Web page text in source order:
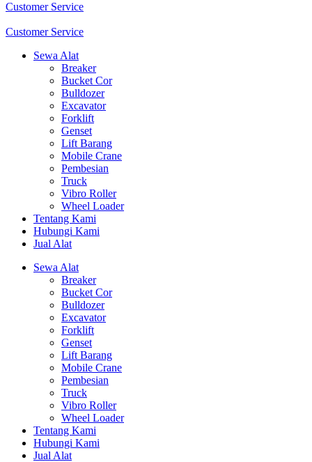
Customer Service
Customer Service
Sewa Alat
Breaker
Bucket Cor
Bulldozer
Excavator
Forklift
Genset
Lift Barang
Mobile Crane
Pembesian
Truck
Vibro Roller
Wheel Loader
Tentang Kami
Hubungi Kami
Jual Alat
Sewa Alat
Breaker
Bucket Cor
Bulldozer
Excavator
Forklift
Genset
Lift Barang
Mobile Crane
Pembesian
Truck
Vibro Roller
Wheel Loader
Tentang Kami
Hubungi Kami
Jual Alat